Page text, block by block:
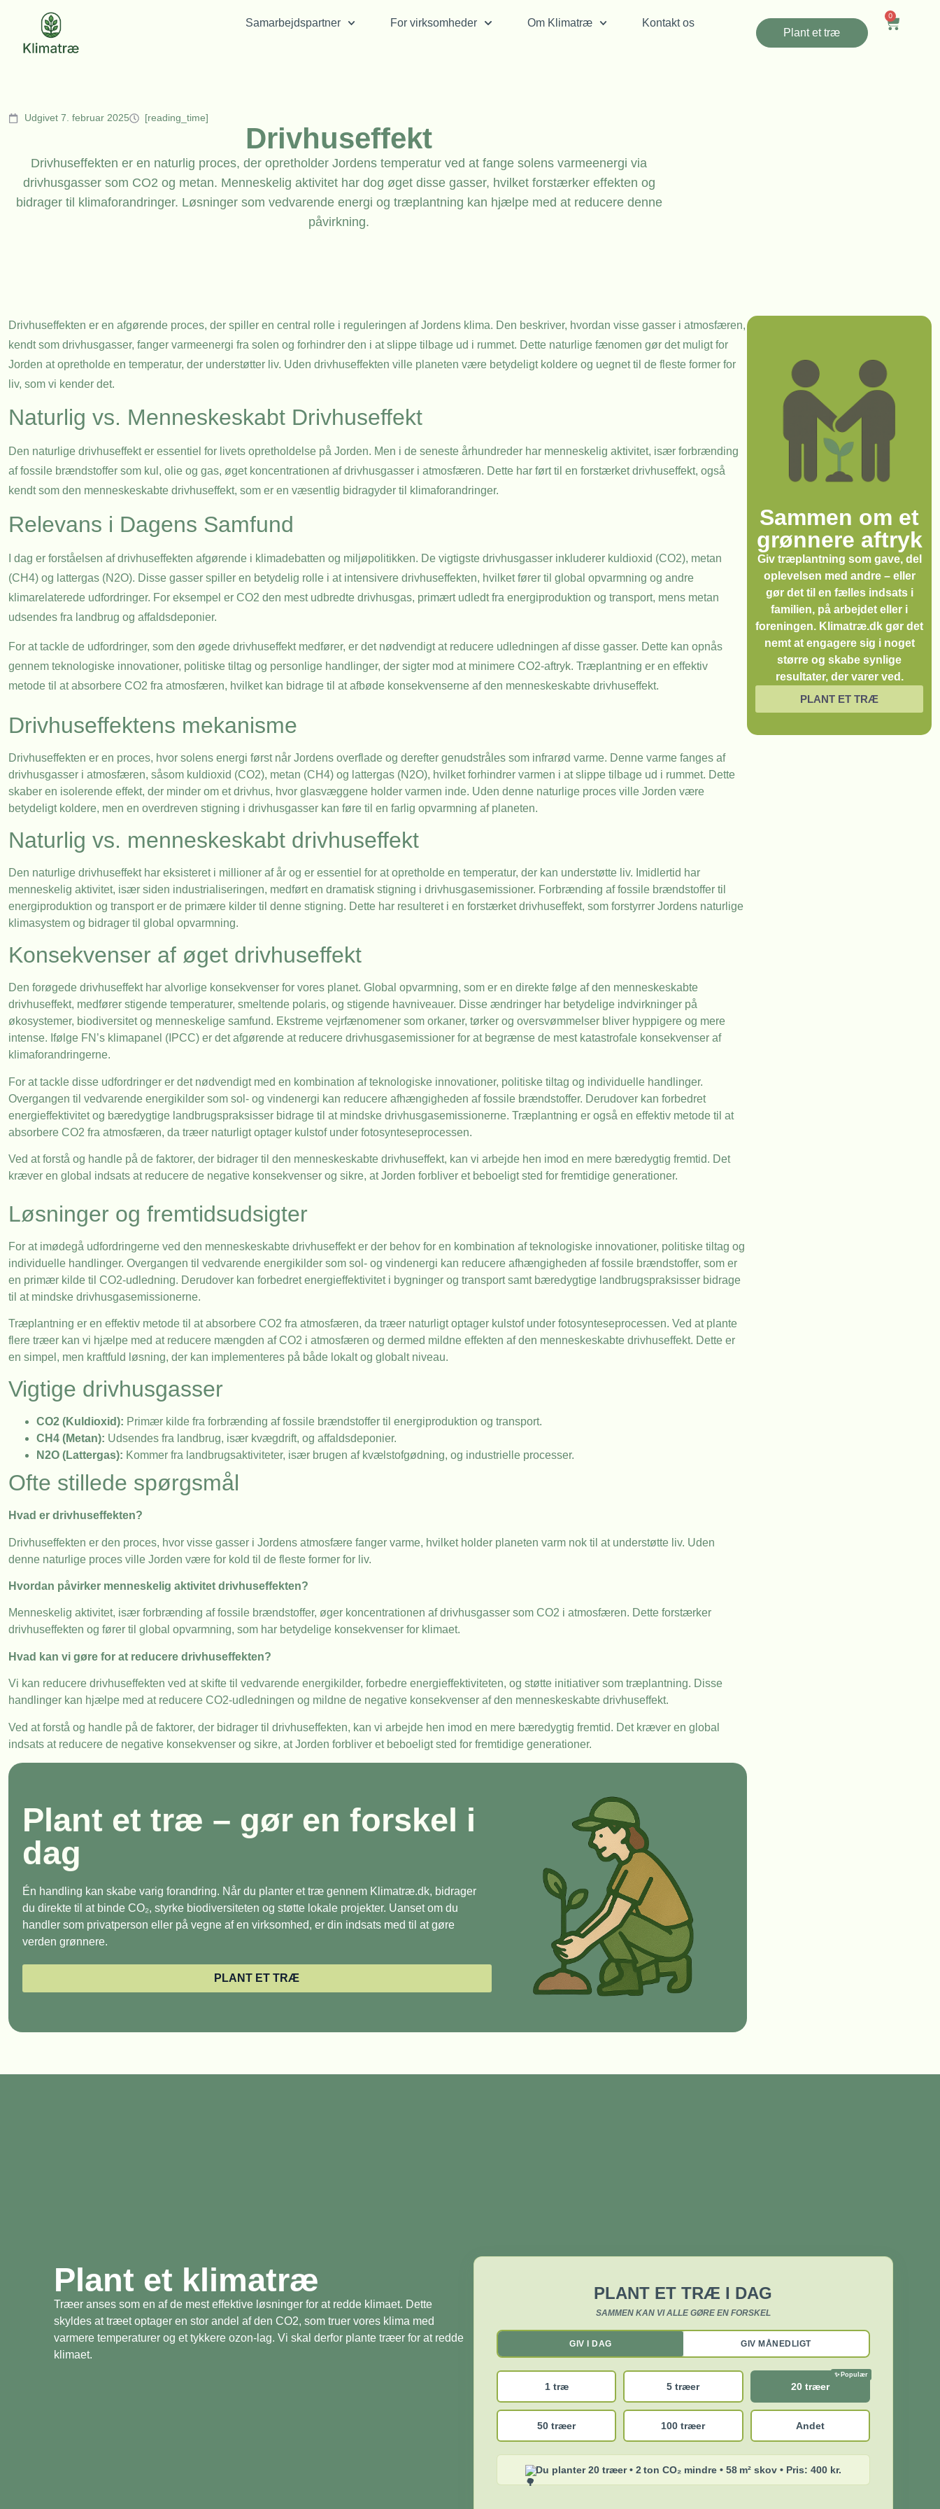
Samarbejdspartner For virksomheder Om Klimatræ
Kontakt os
Plant et træ
0
Udgivet 7. februar 2025 [reading_time]
Drivhuseffekt
Drivhuseffekten er en naturlig proces, der opretholder Jordens temperatur ved at fange solens varmeenergi via
drivhusgasser som CO2 og metan. Menneskelig aktivitet har dog øget disse gasser, hvilket forstærker effekten og
bidrager til klimaforandringer. Løsninger som vedvarende energi og træplantning kan hjælpe med at reducere denne
påvirkning.
Drivhuseffekten er en afgørende proces, der spiller en central rolle i reguleringen af Jordens klima. Den beskriver, hvordan visse gasser i atmosfæren,
kendt som drivhusgasser, fanger varmeenergi fra solen og forhindrer den i at slippe tilbage ud i rummet. Dette naturlige fænomen gør det muligt for
Jorden at opretholde en temperatur, der understøtter liv. Uden drivhuseffekten ville planeten være betydeligt koldere og uegnet til de fleste former for
liv, som vi kender det.
Naturlig vs. Menneskeskabt Drivhuseffekt
Den naturlige drivhuseffekt er essentiel for livets opretholdelse på Jorden. Men i de seneste århundreder har menneskelig aktivitet, især forbrænding
af fossile brændstoffer som kul, olie og gas, øget koncentrationen af drivhusgasser i atmosfæren. Dette har ført til en forstærket drivhuseffekt, også
kendt som den menneskeskabte drivhuseffekt, som er en væsentlig bidragyder til klimaforandringer.
Relevans i Dagens Samfund
I dag er forståelsen af drivhuseffekten afgørende i klimadebatten og miljøpolitikken. De vigtigste drivhusgasser inkluderer kuldioxid (CO2), metan
(CH4) og lattergas (N2O). Disse gasser spiller en betydelig rolle i at intensivere drivhuseffekten, hvilket fører til global opvarmning og andre
klimarelaterede udfordringer. For eksempel er CO2 den mest udbredte drivhusgas, primært udledt fra energiproduktion og transport, mens metan
udsendes fra landbrug og affaldsdeponier.
For at tackle de udfordringer, som den øgede drivhuseffekt medfører, er det nødvendigt at reducere udledningen af disse gasser. Dette kan opnås
gennem teknologiske innovationer, politiske tiltag og personlige handlinger, der sigter mod at minimere CO2-aftryk. Træplantning er en effektiv
metode til at absorbere CO2 fra atmosfæren, hvilket kan bidrage til at afbøde konsekvenserne af den menneskeskabte drivhuseffekt.
Drivhuseffektens mekanisme
Drivhuseffekten er en proces, hvor solens energi først når Jordens overflade og derefter genudstråles som infrarød varme. Denne varme fanges af
drivhusgasser i atmosfæren, såsom kuldioxid (CO2), metan (CH4) og lattergas (N2O), hvilket forhindrer varmen i at slippe tilbage ud i rummet. Dette
skaber en isolerende effekt, der minder om et drivhus, hvor glasvæggene holder varmen inde. Uden denne naturlige proces ville Jorden være
betydeligt koldere, men en overdreven stigning i drivhusgasser kan føre til en farlig opvarmning af planeten.
Naturlig vs. menneskeskabt drivhuseffekt
Den naturlige drivhuseffekt har eksisteret i millioner af år og er essentiel for at opretholde en temperatur, der kan understøtte liv. Imidlertid har
menneskelig aktivitet, især siden industrialiseringen, medført en dramatisk stigning i drivhusgasemissioner. Forbrænding af fossile brændstoffer til
energiproduktion og transport er de primære kilder til denne stigning. Dette har resulteret i en forstærket drivhuseffekt, som forstyrrer Jordens naturlige
klimasystem og bidrager til global opvarmning.
Konsekvenser af øget drivhuseffekt
Den forøgede drivhuseffekt har alvorlige konsekvenser for vores planet. Global opvarmning, som er en direkte følge af den menneskeskabte
drivhuseffekt, medfører stigende temperaturer, smeltende polaris, og stigende havniveauer. Disse ændringer har betydelige indvirkninger på
økosystemer, biodiversitet og menneskelige samfund. Ekstreme vejrfænomener som orkaner, tørker og oversvømmelser bliver hyppigere og mere
intense. Ifølge FN’s klimapanel (IPCC) er det afgørende at reducere drivhusgasemissioner for at begrænse de mest katastrofale konsekvenser af
klimaforandringerne.
For at tackle disse udfordringer er det nødvendigt med en kombination af teknologiske innovationer, politiske tiltag og individuelle handlinger.
Overgangen til vedvarende energikilder som sol- og vindenergi kan reducere afhængigheden af fossile brændstoffer. Derudover kan forbedret
energieffektivitet og bæredygtige landbrugspraksisser bidrage til at mindske drivhusgasemissionerne. Træplantning er også en effektiv metode til at
absorbere CO2 fra atmosfæren, da træer naturligt optager kulstof under fotosynteseprocessen.
Ved at forstå og handle på de faktorer, der bidrager til den menneskeskabte drivhuseffekt, kan vi arbejde hen imod en mere bæredygtig fremtid. Det
kræver en global indsats at reducere de negative konsekvenser og sikre, at Jorden forbliver et beboeligt sted for fremtidige generationer.
Løsninger og fremtidsudsigter
For at imødegå udfordringerne ved den menneskeskabte drivhuseffekt er der behov for en kombination af teknologiske innovationer, politiske tiltag og
individuelle handlinger. Overgangen til vedvarende energikilder som sol- og vindenergi kan reducere afhængigheden af fossile brændstoffer, som er
en primær kilde til CO2-udledning. Derudover kan forbedret energieffektivitet i bygninger og transport samt bæredygtige landbrugspraksisser bidrage
til at mindske drivhusgasemissionerne.
Træplantning er en effektiv metode til at absorbere CO2 fra atmosfæren, da træer naturligt optager kulstof under fotosynteseprocessen. Ved at plante
flere træer kan vi hjælpe med at reducere mængden af CO2 i atmosfæren og dermed mildne effekten af den menneskeskabte drivhuseffekt. Dette er
en simpel, men kraftfuld løsning, der kan implementeres på både lokalt og globalt niveau.
Vigtige drivhusgasser
CO2 (Kuldioxid): Primær kilde fra forbrænding af fossile brændstoffer til energiproduktion og transport.
CH4 (Metan): Udsendes fra landbrug, især kvægdrift, og affaldsdeponier.
N2O (Lattergas): Kommer fra landbrugsaktiviteter, især brugen af kvælstofgødning, og industrielle processer.
Ofte stillede spørgsmål
Hvad er drivhuseffekten?
Drivhuseffekten er den proces, hvor visse gasser i Jordens atmosfære fanger varme, hvilket holder planeten varm nok til at understøtte liv. Uden
denne naturlige proces ville Jorden være for kold til de fleste former for liv.
Hvordan påvirker menneskelig aktivitet drivhuseffekten?
Menneskelig aktivitet, især forbrænding af fossile brændstoffer, øger koncentrationen af drivhusgasser som CO2 i atmosfæren. Dette forstærker
drivhuseffekten og fører til global opvarmning, som har betydelige konsekvenser for klimaet.
Hvad kan vi gøre for at reducere drivhuseffekten?
Vi kan reducere drivhuseffekten ved at skifte til vedvarende energikilder, forbedre energieffektiviteten, og støtte initiativer som træplantning. Disse
handlinger kan hjælpe med at reducere CO2-udledningen og mildne de negative konsekvenser af den menneskeskabte drivhuseffekt.
Ved at forstå og handle på de faktorer, der bidrager til drivhuseffekten, kan vi arbejde hen imod en mere bæredygtig fremtid. Det kræver en global
indsats at reducere de negative konsekvenser og sikre, at Jorden forbliver et beboeligt sted for fremtidige generationer.
Plant et træ – gør en forskel i
dag
Én handling kan skabe varig forandring. Når du planter et træ gennem Klimatræ.dk, bidrager
du direkte til at binde CO₂, styrke biodiversiteten og støtte lokale projekter. Uanset om du
handler som privatperson eller på vegne af en virksomhed, er din indsats med til at gøre
verden grønnere.
PLANT ET TRÆ
Sammen om et
grønnere aftryk
Giv træplantning som gave, del
oplevelsen med andre – eller
gør det til en fælles indsats i
familien, på arbejdet eller i
foreningen. Klimatræ.dk gør det
nemt at engagere sig i noget
større og skabe synlige
resultater, der varer ved.
PLANT ET TRÆ
Plant et klimatræ
Træer anses som en af de mest effektive løsninger for at redde klimaet. Dette
skyldes at træet optager en stor andel af den CO2, som truer vores klima med
varmere temperaturer og et tykkere ozon-lag. Vi skal derfor plante træer for at redde
klimaet.
PLANT ET TRÆ I DAG
SAMMEN KAN VI ALLE GØRE EN FORSKEL
GIV I DAG GIV MÅNEDLIGT
1 træ 5 træer 20 træer
50 træer 100 træer Andet
Du planter 20 træer • 2 ton CO₂ mindre • 58 m² skov • Pris: 400 kr.